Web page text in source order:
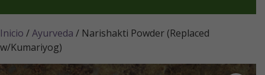
Inicio /Ayurveda / Narishakti Powder (Replaced
w/Kumariyog)